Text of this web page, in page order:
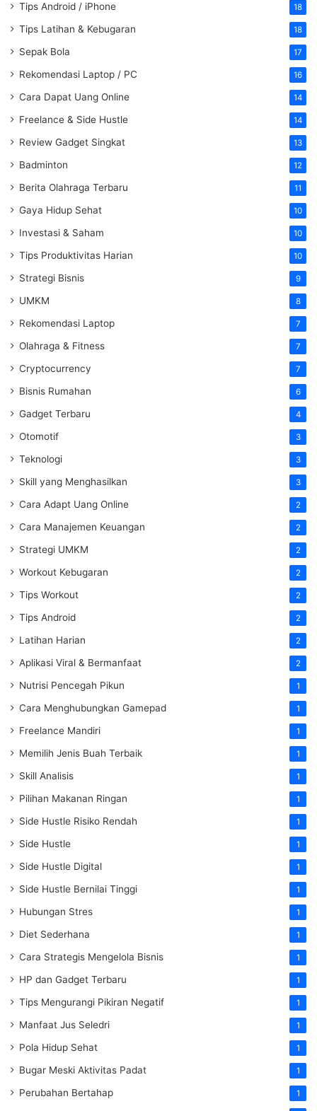
Tips Android / iPhone 18
Tips Latihan & Kebugaran 18
Sepak Bola 17
Rekomendasi Laptop / PC 16
Cara Dapat Uang Online 14
Freelance & Side Hustle 14
Review Gadget Singkat 13
Badminton 12
Berita Olahraga Terbaru 11
Gaya Hidup Sehat 10
Investasi & Saham 10
Tips Produktivitas Harian 10
Strategi Bisnis 9
UMKM 8
Rekomendasi Laptop 7
Olahraga & Fitness 7
Cryptocurrency 7
Bisnis Rumahan 6
Gadget Terbaru 4
Otomotif 3
Teknologi 3
Skill yang Menghasilkan 3
Cara Adapt Uang Online 2
Cara Manajemen Keuangan 2
Strategi UMKM 2
Workout Kebugaran 2
Tips Workout 2
Tips Android 2
Latihan Harian 2
Aplikasi Viral & Bermanfaat 2
Nutrisi Pencegah Pikun 1
Cara Menghubungkan Gamepad 1
Freelance Mandiri 1
Memilih Jenis Buah Terbaik 1
Skill Analisis 1
Pilihan Makanan Ringan 1
Side Hustle Risiko Rendah 1
Side Hustle 1
Side Hustle Digital 1
Side Hustle Bernilai Tinggi 1
Hubungan Stres 1
Diet Sederhana 1
Cara Strategis Mengelola Bisnis 1
HP dan Gadget Terbaru 1
Tips Mengurangi Pikiran Negatif 1
Manfaat Jus Seledri 1
Pola Hidup Sehat 1
Bugar Meski Aktivitas Padat 1
Perubahan Bertahap 1